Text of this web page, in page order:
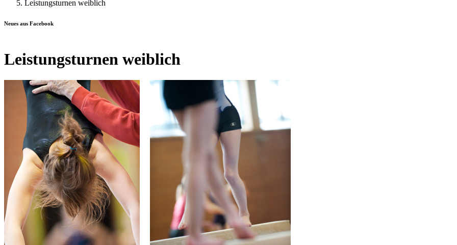
Leistungsturnen weiblich
Neues aus Facebook
Leistungsturnen weiblich